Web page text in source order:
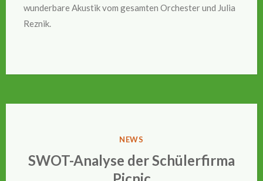
wunderbare Akustik vom gesamten Orchester und Julia
Reznik.
VERÖFFENTLICHT
NEWS
SWOT-Analyse der Schülerfirma